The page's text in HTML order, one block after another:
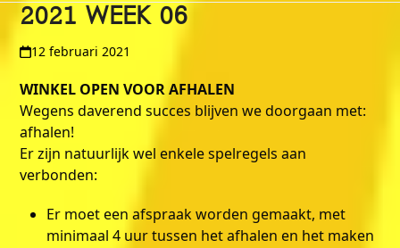
2021 WEEK 06
12 februari 2021
WINKEL OPEN VOOR AFHALEN
Wegens daverend succes blijven we doorgaan met:
afhalen!
Er zijn natuurlijk wel enkele spelregels aan
verbonden:
Er moet een afspraak worden gemaakt, met
minimaal 4 uur tussen het afhalen en het maken